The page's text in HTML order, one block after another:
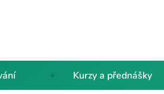
Kurzy a přednášky